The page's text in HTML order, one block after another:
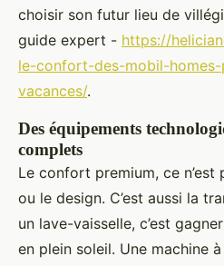
choisir son futur lieu de
guide expert - https://
le-confort-des-mobil-
vacances/.
Des équipements
complets
Le confort premium, ce n’est
ou le design. C’est aussi la
un lave-vaisselle, c’est
en plein soleil. Une machine